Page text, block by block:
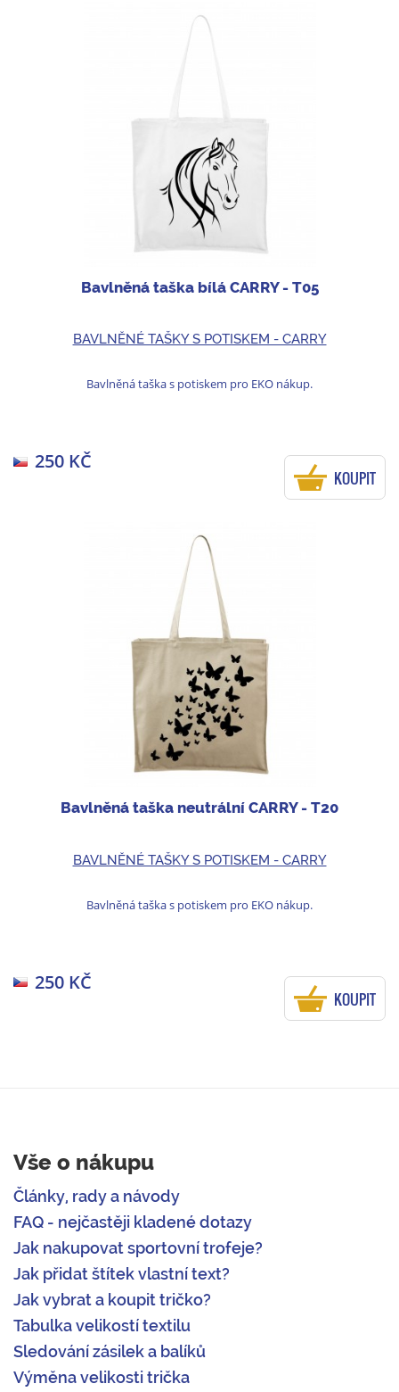
Bavlněná taška bílá CARRY - T05
BAVLNĚNÉ TAŠKY S POTISKEM - CARRY
Bavlněná taška s potiskem pro EKO nákup.
250 KČ
KOUPIT
Bavlněná taška neutrální CARRY - T20
BAVLNĚNÉ TAŠKY S POTISKEM - CARRY
Bavlněná taška s potiskem pro EKO nákup.
250 KČ
KOUPIT
Vše o nákupu
Články, rady a návody
FAQ - nejčastěji kladené dotazy
Jak nakupovat sportovní trofeje?
Jak přidat štítek vlastní text?
Jak vybrat a koupit tričko?
Tabulka velikostí textilu
Sledování zásilek a balíků
Výměna velikosti trička